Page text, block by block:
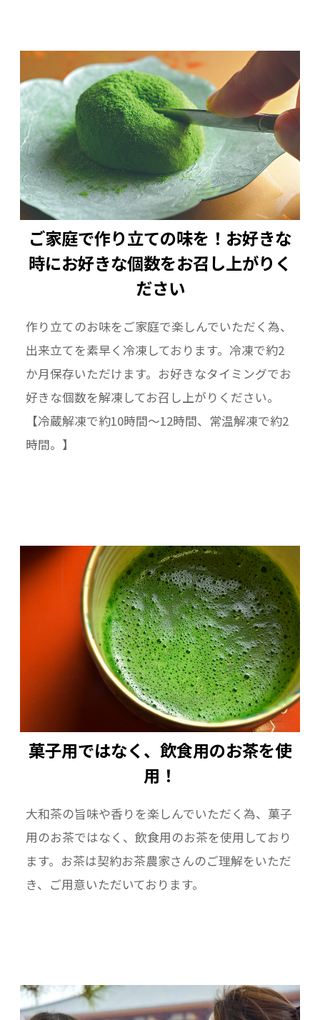
ご家庭で作り立ての味を！お好きな
時にお好きな個数をお召し上がりく
ださい
作り立てのお味をご家庭で楽しんでいただく為、
出来立てを素早く冷凍しております。冷凍で約2
か月保存いただけます。お好きなタイミングでお
好きな個数を解凍してお召し上がりください。
【冷蔵解凍で約10時間～12時間、常温解凍で約2
時間。】
菓子用ではなく、飲食用のお茶を使
用！
大和茶の旨味や香りを楽しんでいただく為、菓子
用のお茶ではなく、飲食用のお茶を使用しており
ます。お茶は契約お茶農家さんのご理解をいただ
き、ご用意いただいております。